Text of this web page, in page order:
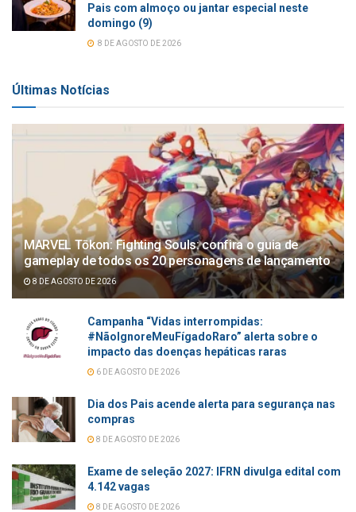
Pais com almoço ou jantar especial neste
domingo (9)
8 DE AGOSTO DE 2026
Últimas Notícias
MARVEL Tōkon: Fighting Souls: confira o guia de
gameplay de todos os 20 personagens de lançamento
8 DE AGOSTO DE 2026
Campanha “Vidas interrompidas:
#NãoIgnoreMeuFígadoRaro” alerta sobre o
impacto das doenças hepáticas raras
6 DE AGOSTO DE 2026
Dia dos Pais acende alerta para segurança nas
compras
8 DE AGOSTO DE 2026
Exame de seleção 2027: IFRN divulga edital com
4.142 vagas
8 DE AGOSTO DE 2026